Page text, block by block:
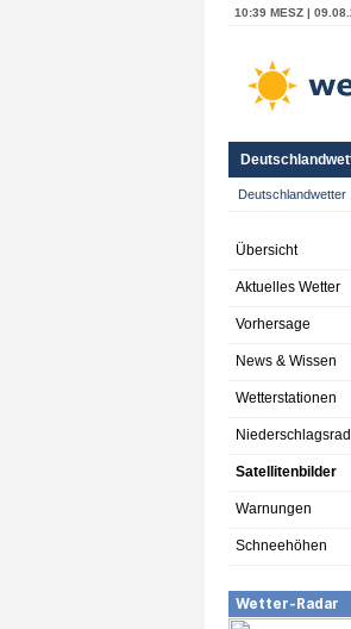
10:39 MESZ |
Deutschlandwetter
Übersicht
Aktuelles Wetter
Vorhersage
News & Wissen
Wetterstationen
Satellitenbilder
Warnungen
Schneehöhen
Wetter-Radar